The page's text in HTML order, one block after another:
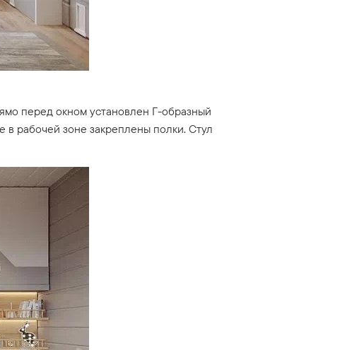
перед окном установлен Г-образный
в рабочей зоне закреплены полки. Стул